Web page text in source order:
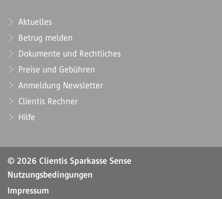
Aktuelles
Betrug melden
Dokumente und Rechtliches
Preise und Gebühren
Anmeldung Newsletter
Clientis Rechner
Hilfe
© 2026 Clientis Sparkasse Sense
Nutzungsbedingungen
Impressum